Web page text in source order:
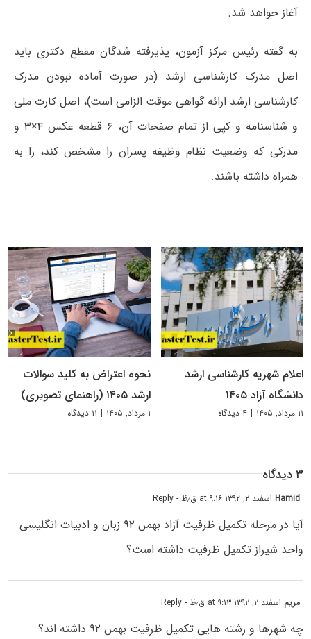
آغاز خواهد شد.
به گفته رئیس مرکز آزمون، پذیرفته شدگان مقطع دکتری باید
اصل مدرک کارشناسی ارشد (در صورت آماده نبودن مدرک
کارشناسی ارشد ارائه گواهی موقت الزامی است)، اصل کارت ملی
و شناسنامه و کپی از تمام صفحات آن، ۶ قطعه عکس ۴×۳ و
مدرکی که وضعیت نظام وظیفه پسران را مشخص کند، را به
همراه داشته باشند.
اعلام شهریه کارشناسی ارشد
دانشگاه آزاد ۱۴۰۵
۱۱ مرداد, ۱۴۰۵ | ۴ دیدگاه
نحوه اعتراض به کلید سوالات
ارشد ۱۴۰۵ (راهنمای تصویری)
۱ مرداد, ۱۴۰۵ | ۱۱ دیدگاه
۳ دیدگاه
Hamidاسفند ۲, ۱۳۹۲ at ۹:۱۶ ق٫ظ - Reply
آیا در مرحله تکمیل ظرفیت آزاد بهمن ۹۲ زبان و ادبیات انگلیسی
واحد شیراز تکمیل ظرفیت داشته است؟
مریم اسفند ۲, ۱۳۹۲ at ۹:۱۳ ق٫ظ - Reply
چه شهرها و رشته هایی تکمیل ظرفیت بهمن ۹۲ داشته اند؟